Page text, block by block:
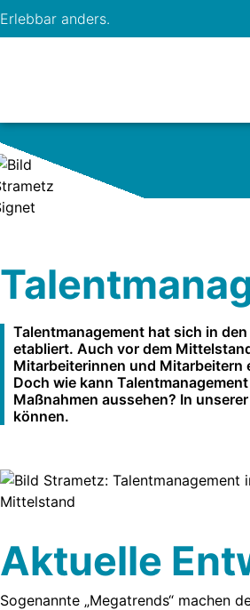
Erlebbar anders.
Talentmanagement hat sich in
etabliert. Auch vor dem
Mitarbeiterinnen und Mitarbeitern
Doch wie kann
Maßnahmen aussehen? In
können.
Aktuelle
Sogenannte „Megatrends“ machen